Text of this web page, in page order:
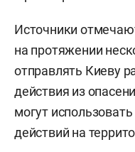
Источники
на протяжении
отправлять Киеву
действия из
могут
действий на